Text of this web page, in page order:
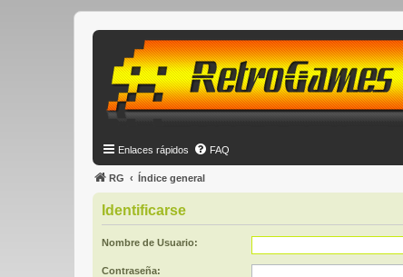
Enlaces rápidos FAQ
RG Índice general
Identificarse
Nombre de Usuario:
Contraseña: